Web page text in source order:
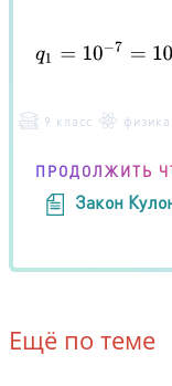
q1 =10 −7=10 10 −6
9 класс физика
ПРОДОЛЖИТЬ
Закон
Ещё по теме